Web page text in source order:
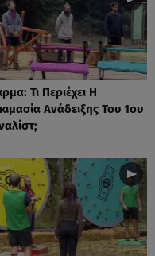
Τι Περιέχει Η
Ανάδειξης Του 1ου